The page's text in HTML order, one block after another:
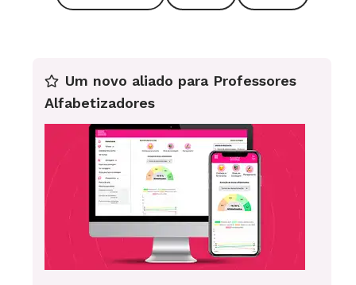
Livro de Histórias
Autor: George Adams
Páginas: 92
Preço: R$ 38,50
Mamãe Gansa
Autor: Scott Cook
Páginas: 48
Preço: R$ 33,50
Um novo aliado para Professores
Alfabetizadores